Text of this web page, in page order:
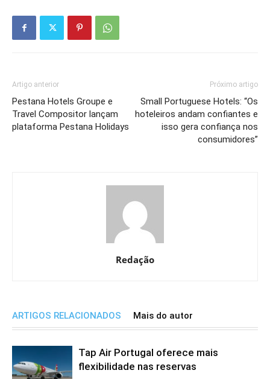
Artigo anterior
Pestana Hotels Groupe e
Travel Compositor lançam
plataforma Pestana Holidays
Próximo artigo
Small Portuguese Hotels: “Os
hoteleiros andam confiantes e
isso gera confiança nos
consumidores”
Redação
ARTIGOS RELACIONADOS Mais do autor
Tap Air Portugal oferece mais
flexibilidade nas reservas